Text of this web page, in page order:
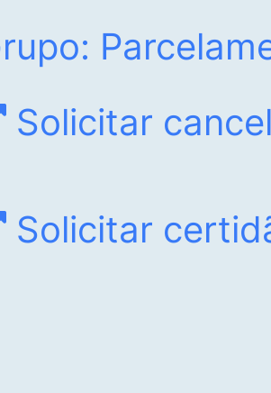
Solicitar
Solicitar